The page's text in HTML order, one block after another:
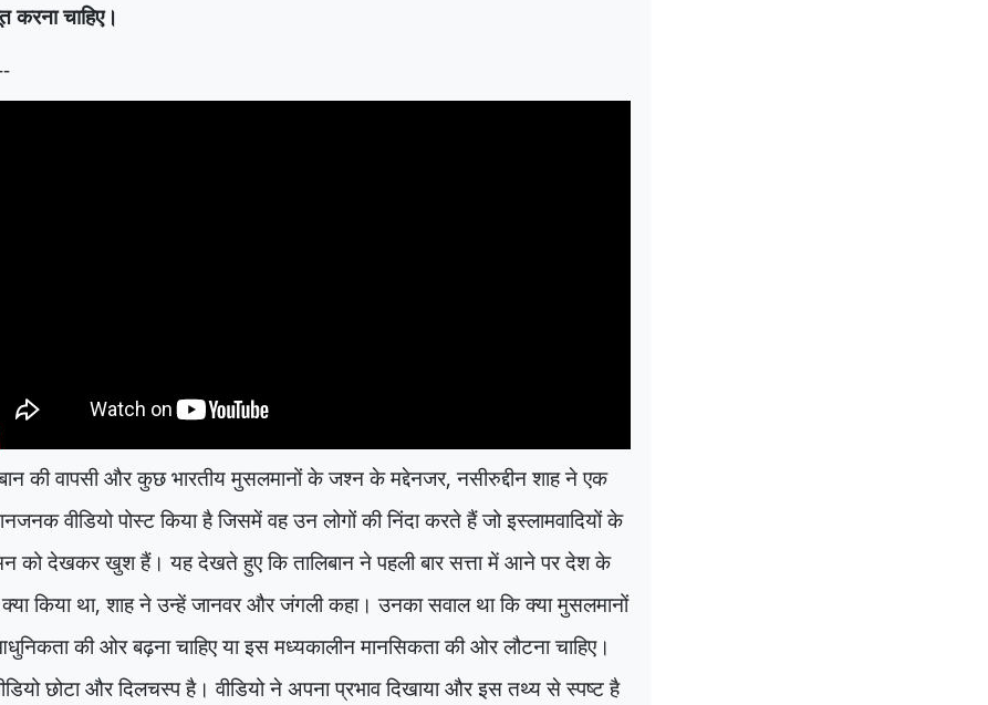
करना चाहिए।
की वापसी और कुछ भारतीय मुसलमानों के जश्न के मद्देनजर,नसीरुद्दीन शाह ने एक
वीडियो पोस्ट किया है जिसमें वह उन लोगों की निंदा करते हैं जो इस्लामवादियों के
को देखकर खुश हैं। यह देखते हुए कि तालिबान ने पहली बार सत्ता में आने पर देश के
किया था,शाह ने उन्हें जानवर और जंगली कहा। उनका सवाल था कि क्या मुसलमानों
की ओर बढ़ना चाहिए या इस मध्यकालीन मानसिकता की ओर लौटना चाहिए।
छोटा और दिलचस्प है। वीडियो ने अपना प्रभाव दिखाया और इस तथ्य से स्पष्ट है